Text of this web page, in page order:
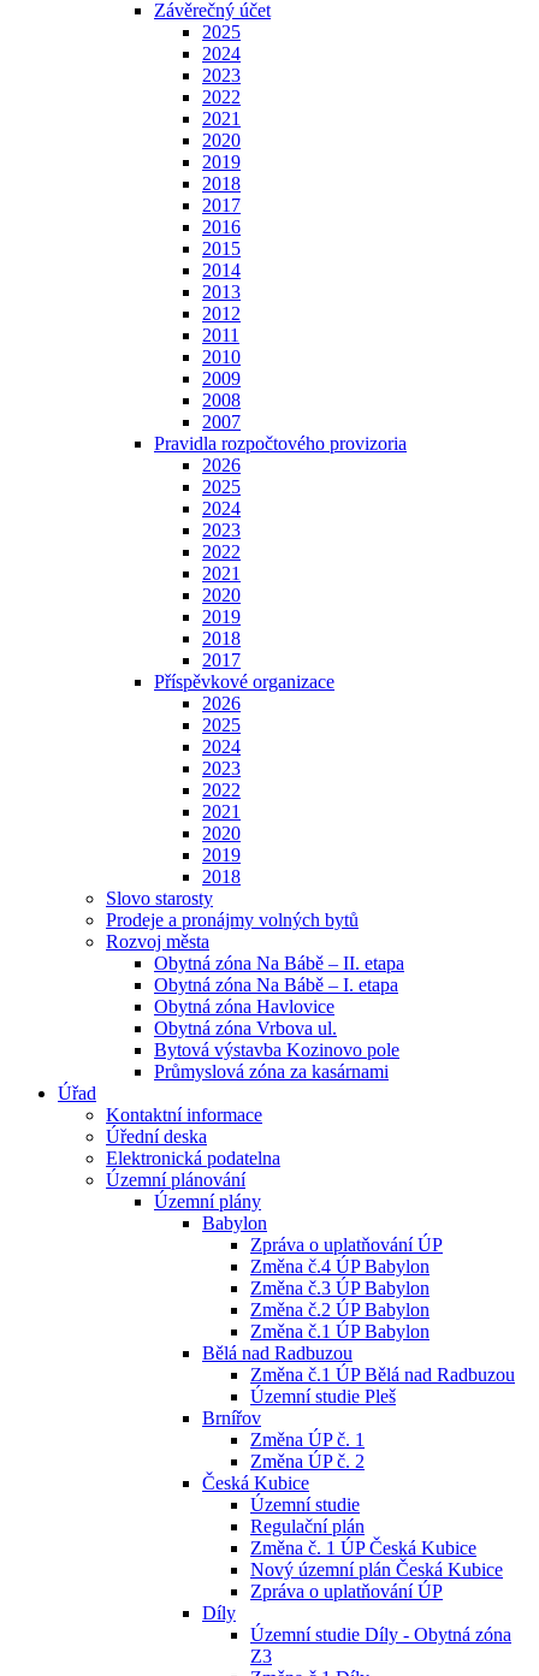
Závěrečný účet
2025
2024
2023
2022
2021
2020
2019
2018
2017
2016
2015
2014
2013
2012
2011
2010
2009
2008
2007
Pravidla rozpočtového provizoria
2026
2025
2024
2023
2022
2021
2020
2019
2018
2017
Příspěvkové organizace
2026
2025
2024
2023
2022
2021
2020
2019
2018
Slovo starosty
Prodeje a pronájmy volných bytů
Rozvoj města
Obytná zóna Na Bábě – II. etapa
Obytná zóna Na Bábě – I. etapa
Obytná zóna Havlovice
Obytná zóna Vrbova ul.
Bytová výstavba Kozinovo pole
Průmyslová zóna za kasárnami
Úřad
Kontaktní informace
Úřední deska
Elektronická podatelna
Územní plánování
Územní plány
Babylon
Zpráva o uplatňování ÚP
Změna č.4 ÚP Babylon
Změna č.3 ÚP Babylon
Změna č.2 ÚP Babylon
Změna č.1 ÚP Babylon
Bělá nad Radbuzou
Změna č.1 ÚP Bělá nad Radbuzou
Územní studie Pleš
Brnířov
Změna ÚP č. 1
Změna ÚP č. 2
Česká Kubice
Územní studie
Regulační plán
Změna č. 1 ÚP Česká Kubice
Nový územní plán Česká Kubice
Zpráva o uplatňování ÚP
Díly
Územní studie Díly - Obytná zóna
Z3